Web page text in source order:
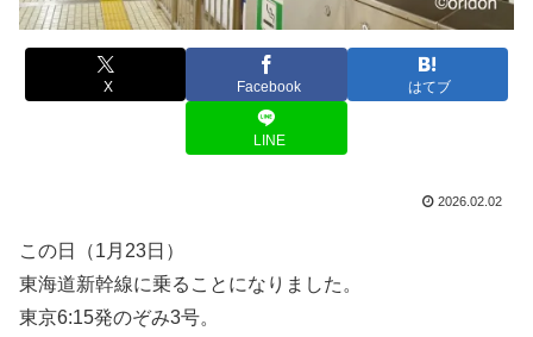
X Facebook はてブ
LINE
2026.02.02
この日（1月23日）
東海道新幹線に乗ることになりました。
東京6:15発のぞみ3号。